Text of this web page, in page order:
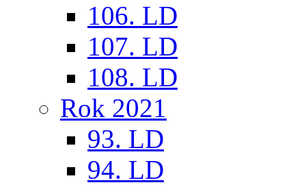
106. LD
107. LD
108. LD
Rok 2021
93. LD
94. LD